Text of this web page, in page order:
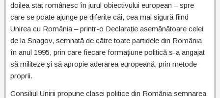
doilea stat românesc în jurul obiectivului european – spre
care se poate ajunge pe diferite căi, cea mai sigură fiind
Unirea cu România – printr-o Declarație asemănătoare celei
de la Snagov, semnată de către toate partidele din România
în anul 1995, prin care fiecare formațiune politică s-a angajat
să militeze și să apropie aderarea europeană, prin metode
proprii.
Consiliul Unirii propune clasei politice din România semnarea